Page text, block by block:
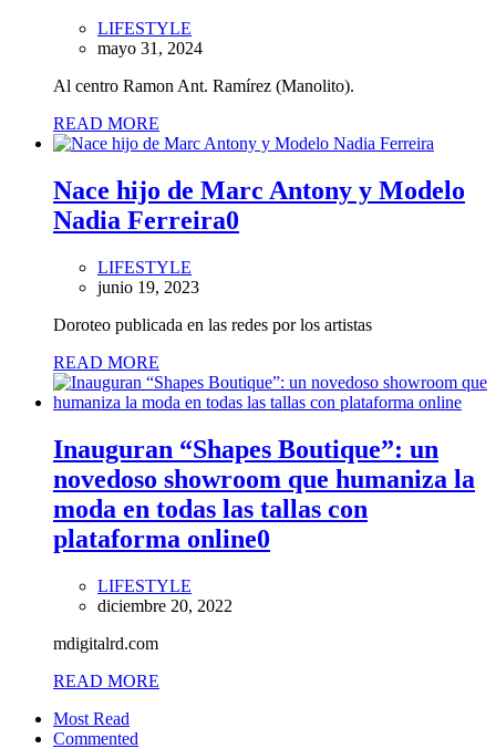
LIFESTYLE
mayo 31, 2024
Al centro Ramon Ant. Ramírez (Manolito).
READ MORE
Nace hijo de Marc Antony y Modelo
Nadia Ferreira0
LIFESTYLE
junio 19, 2023
Doroteo publicada en las redes por los artistas
READ MORE
Inauguran “Shapes Boutique”: un
novedoso showroom que humaniza la
moda en todas las tallas con
plataforma online0
LIFESTYLE
diciembre 20, 2022
mdigitalrd.com
READ MORE
Most Read
Commented